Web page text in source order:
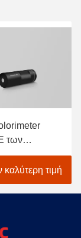
των
του δέλτα
καλύτερη τιμή